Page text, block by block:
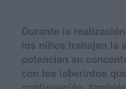
Durante la
los niños trabajan la
potencian su
con los laberintos